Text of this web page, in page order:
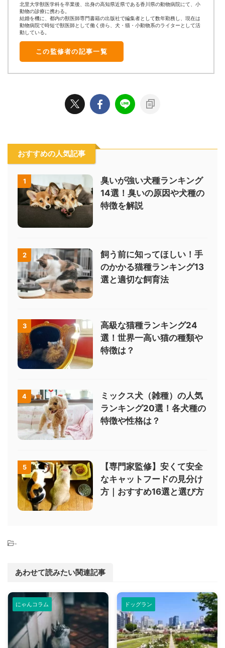
北里大学獣医学科を卒業後、出身の高知県近県である香川県の動物病院にて、小
動物の診療に携わる。
結婚を機に、都内の獣医師専門書籍の出版社で編集者として数年勤務し、現在は
動物病院で時短で獣医師として働く傍ら、犬・猫・小動物系のライターとして活
動している。
この監修者の記事一覧
おすすめの人気記事
1
臭いが強い犬種ランキング
14選！臭いの原因や犬種の
特徴を解説
2
飼う前に知ってほしい！手
のかかる猫種ランキング13
選と適切な飼育法
3
高級な猫種ランキング24
選！世界一高い猫の種類や
特徴は？
4
ミックス犬（雑種）の人気
ランキング20選！各犬種の
特徴や性格は？
5
【専門家監修】安くて安全
なキャットフードの見分け
方｜おすすめ16選と選び方
-
あわせて読みたい関連記事
にゃんコラム ドッグラン